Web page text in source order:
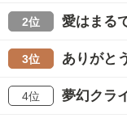
2位 愛はまる
3位 ありがと
4位 夢幻クラ